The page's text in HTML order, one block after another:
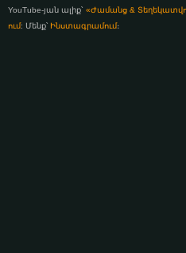
YouTube-յան ալիք՝ «Ժամանց &
ում: Մենք՝ Ինստագրամում։